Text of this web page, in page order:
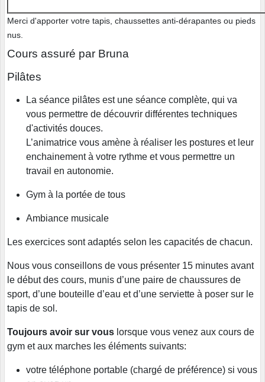
Merci d'apporter votre tapis, chaussettes anti-dérapantes ou pieds
nus.
Cours assuré par Bruna
Pilâtes
La séance pilâtes est une séance complète, qui va
vous permettre de découvrir différentes techniques
d'activités douces.
L’animatrice vous amène à réaliser les postures et leur
enchainement à votre rythme et vous permettre un
travail en autonomie.
Gym à la portée de tous
Ambiance musicale
Les exercices sont adaptés selon les capacités de chacun.
Nous vous conseillons de vous présenter 15 minutes avant
le début des cours, munis d’une paire de chaussures de
sport, d’une bouteille d’eau et d’une serviette à poser sur le
tapis de sol.
Toujours avoir sur vous lorsque vous venez aux cours de
gym et aux marches les éléments suivants:
votre téléphone portable (chargé de préférence) si vous